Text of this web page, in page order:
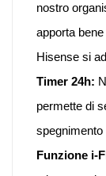
nostro
apporta
Hisense si
Timer 24h:
permette di
spegnimento
Funzione i-